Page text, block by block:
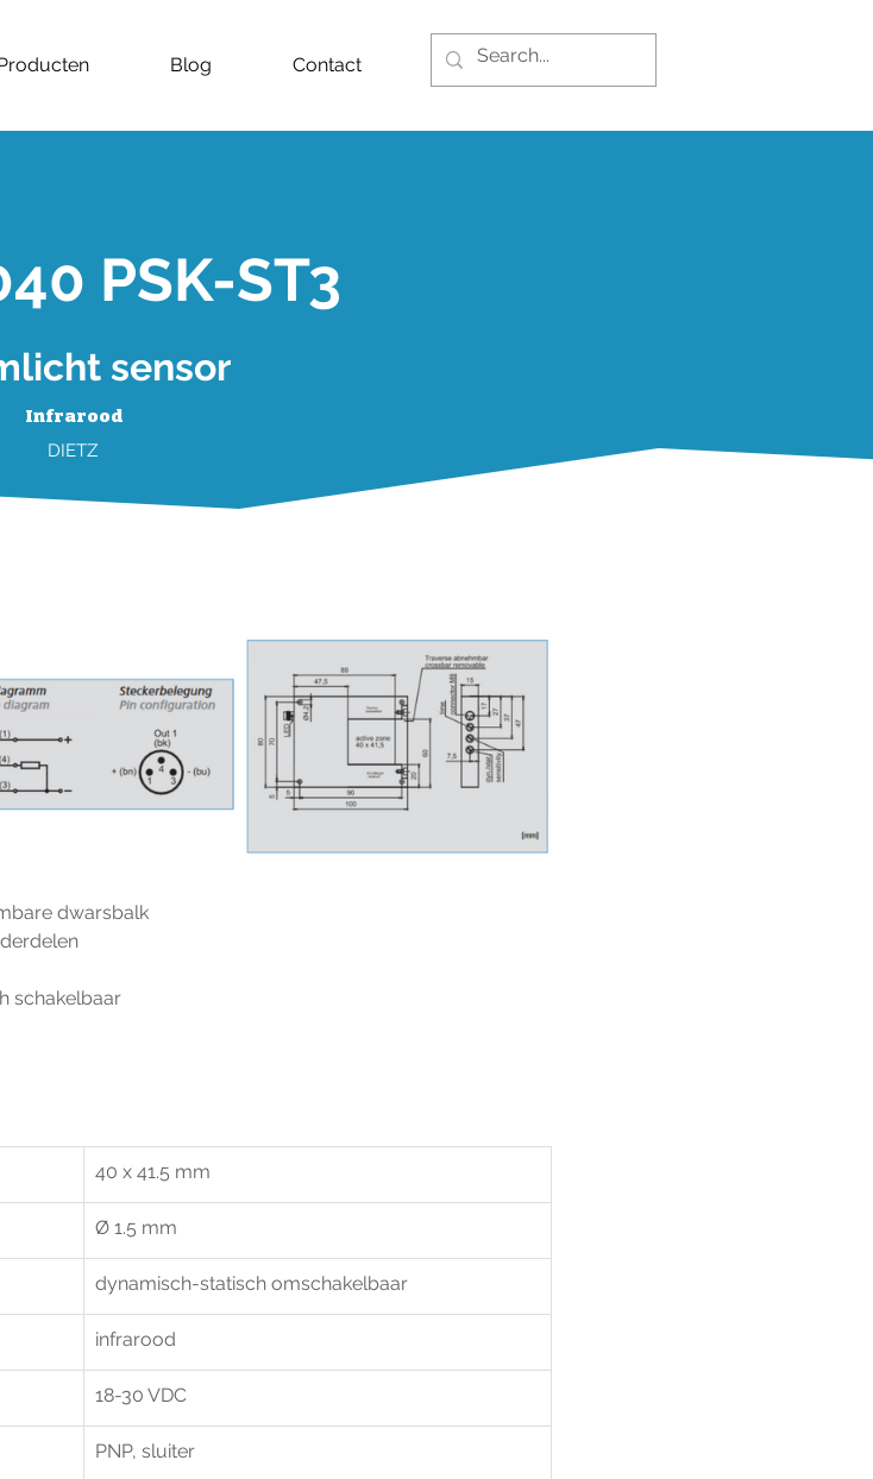
Blog Contact
sensor
Infrarood
DIETZ
dwarsbalk
schakelbaar
40 x 41.5 mm
Ø 1.5 mm
dynamisch-statisch omschakelbaar
18-30 VDC
PNP, sluiter
PSK-ST3